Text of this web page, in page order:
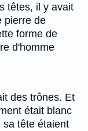
têtes, il y avait
pierre de
forme de
d'homme
des trônes. Et
était blanc
sa tête étaient